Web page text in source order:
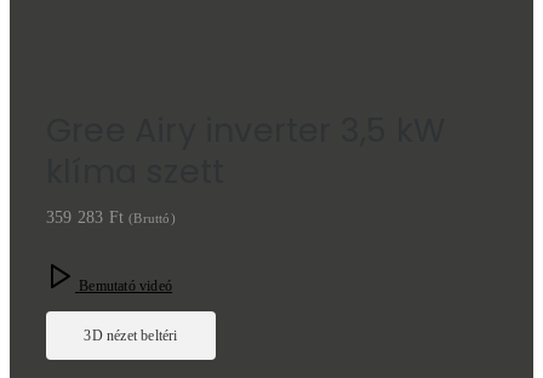
359 283 Ft (Bruttó)
Bemutató videó